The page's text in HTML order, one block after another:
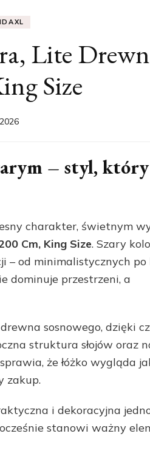
Lite
Size
– styl, który
charakter, świetnym
Cm, King Size. Szary
– od minimalistycznych po
dominuje przestrzeni, a
sosnowego, dzięki
struktura słojów oraz
że łóżko wygląda
zakup.
i dekoracyjna
stanowi ważny